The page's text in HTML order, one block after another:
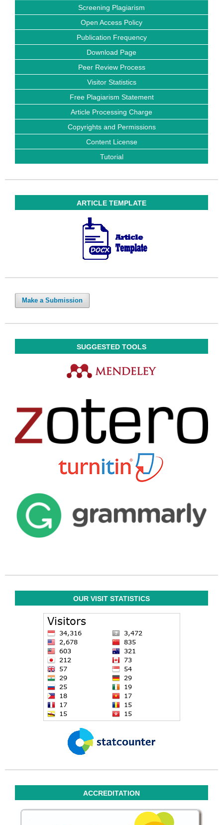
Screening Plagiarism
Open Access Policy
Publication Frequency
Download Page
Peer Review Process
Visitor Statistics
Free Plagiarism Statement
Article Processing Charge
Copyrights and Permissions
Content License
Tutorial
ARTICLE TEMPLATE
Make a Submission
SUGGESTED TOOLS
OUR VISIT STATISTICS
ACCREDITATION